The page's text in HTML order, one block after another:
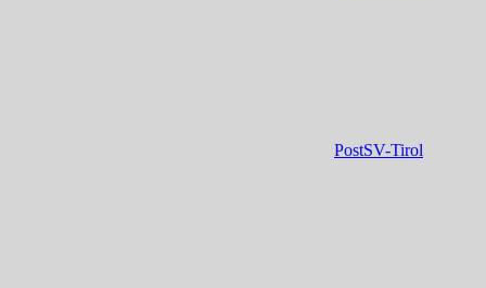
PostSV-Tirol